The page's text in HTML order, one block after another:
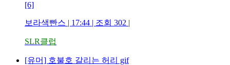
[6]
보라색빤스 | 17:44 | 조회 302 |
SLR클럽
[유머] 호불호 갈리는 허리 gif